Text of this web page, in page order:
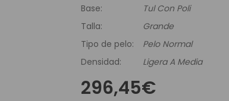
Envíos Y Devoluciones
Catálogo De
Base:
Tul Con Poli
Talla:
Grande
Tipo de pelo:
Pelo Normal
Densidad:
Ligera A Media
296,45€